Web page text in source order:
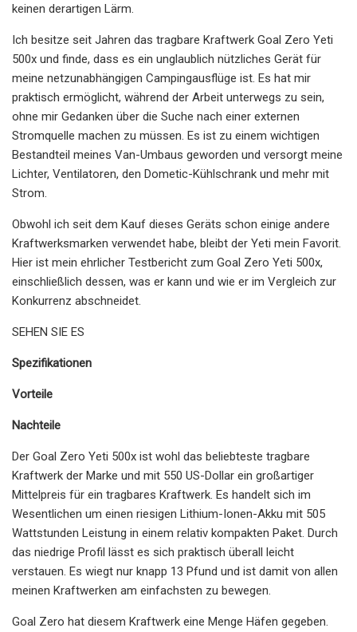
keinen derartigen Lärm.
Ich besitze seit Jahren das tragbare Kraftwerk Goal Zero Yeti
500x und finde, dass es ein unglaublich nützliches Gerät für
meine netzunabhängigen Campingausflüge ist. Es hat mir
praktisch ermöglicht, während der Arbeit unterwegs zu sein,
ohne mir Gedanken über die Suche nach einer externen
Stromquelle machen zu müssen. Es ist zu einem wichtigen
Bestandteil meines Van-Umbaus geworden und versorgt meine
Lichter, Ventilatoren, den Dometic-Kühlschrank und mehr mit
Strom.
Obwohl ich seit dem Kauf dieses Geräts schon einige andere
Kraftwerksmarken verwendet habe, bleibt der Yeti mein Favorit.
Hier ist mein ehrlicher Testbericht zum Goal Zero Yeti 500x,
einschließlich dessen, was er kann und wie er im Vergleich zur
Konkurrenz abschneidet.
SEHEN SIE ES
Spezifikationen
Vorteile
Nachteile
Der Goal Zero Yeti 500x ist wohl das beliebteste tragbare
Kraftwerk der Marke und mit 550 US-Dollar ein großartiger
Mittelpreis für ein tragbares Kraftwerk. Es handelt sich im
Wesentlichen um einen riesigen Lithium-Ionen-Akku mit 505
Wattstunden Leistung in einem relativ kompakten Paket. Durch
das niedrige Profil lässt es sich praktisch überall leicht
verstauen. Es wiegt nur knapp 13 Pfund und ist damit von allen
meinen Kraftwerken am einfachsten zu bewegen.
Goal Zero hat diesem Kraftwerk eine Menge Häfen gegeben.